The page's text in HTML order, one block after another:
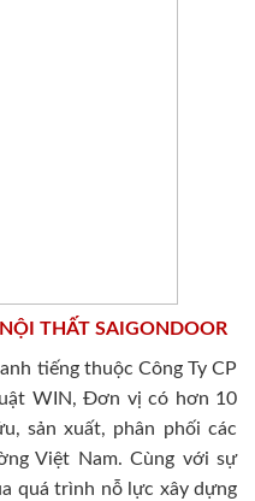
THẤT SAIGONDOOR
tiếng thuộc Công Ty CP
WIN, Đơn vị có hơn 10
sản xuất, phân phối các
Việt Nam. Cùng với sự
quá trình nỗ lực xây dựng